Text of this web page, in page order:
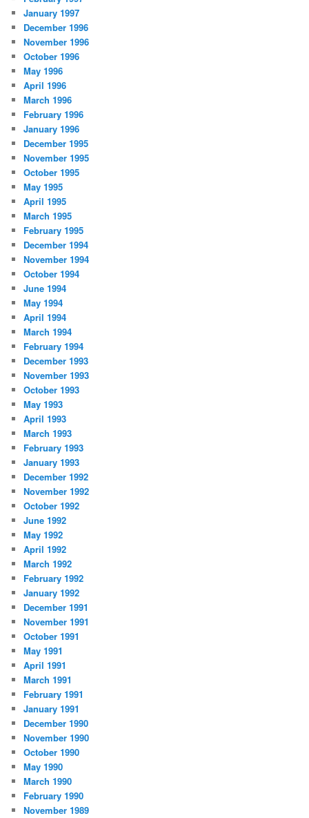
January 1997
December 1996
November 1996
October 1996
May 1996
April 1996
March 1996
February 1996
January 1996
December 1995
November 1995
October 1995
May 1995
April 1995
March 1995
February 1995
December 1994
November 1994
October 1994
June 1994
May 1994
April 1994
March 1994
February 1994
December 1993
November 1993
October 1993
May 1993
April 1993
March 1993
February 1993
January 1993
December 1992
November 1992
October 1992
June 1992
May 1992
April 1992
March 1992
February 1992
January 1992
December 1991
November 1991
October 1991
May 1991
April 1991
March 1991
February 1991
January 1991
December 1990
November 1990
October 1990
May 1990
March 1990
February 1990
November 1989